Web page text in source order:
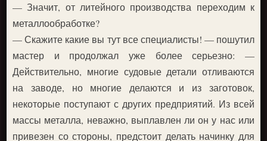
— Значит, от литейного производства переходим к
металлообработке?
— Скажите какие вы тут все специалисты! — пошутил
мастер и продолжал уже более серьезно: —
Действительно, многие судовые детали отливаются
на заводе, но многие делаются и из заготовок,
некоторые поступают с других предприятий. Из всей
массы металла, неважно, выплавлен ли он у нас или
привезен со стороны, предстоит делать начинку для